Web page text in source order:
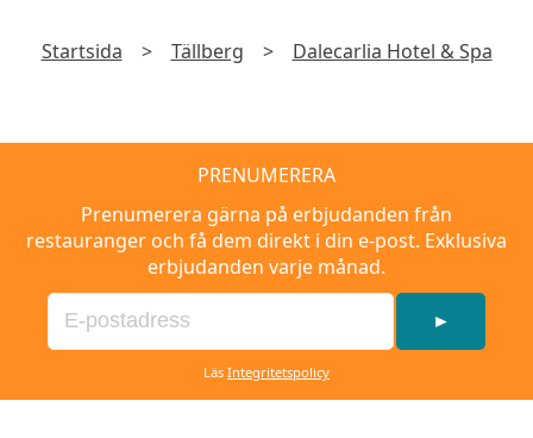
Startsida > Tällberg > Dalecarlia Hotel & Spa
PRENUMERERA
Prenumerera gärna på erbjudanden från
restauranger och få dem direkt i din e-post. Exklusiva
erbjudanden varje månad.
►
Läs Integritetspolicy